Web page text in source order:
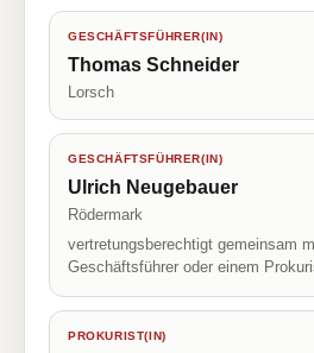
GESCHÄFTSFÜHRER(IN)
Thomas Schneider
Lorsch
GESCHÄFTSFÜHRER(IN)
Ulrich Neugebauer
Rödermark
vertretungsberechtigt gemeinsam
Geschäftsführer oder einem
PROKURIST(IN)